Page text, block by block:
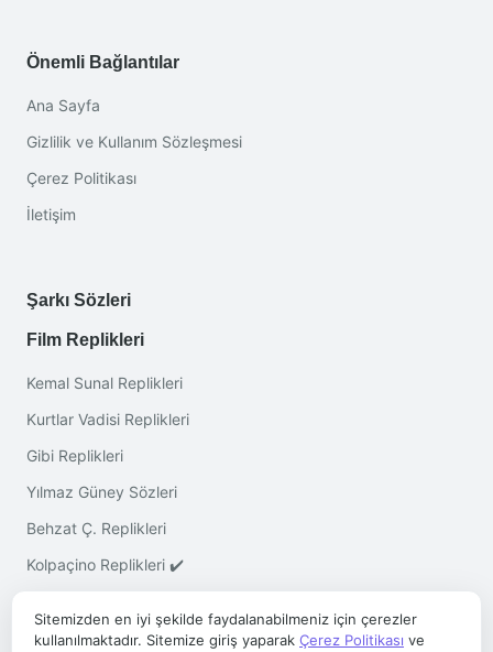
Önemli Bağlantılar
Ana Sayfa
Gizlilik ve Kullanım Sözleşmesi
Çerez Politikası
İletişim
Şarkı Sözleri
Film Replikleri
Kemal Sunal Replikleri
Kurtlar Vadisi Replikleri
Gibi Replikleri
Yılmaz Güney Sözleri
Behzat Ç. Replikleri
Kolpaçino Replikleri ✔️
Sitemizden en iyi şekilde faydalanabilmeniz için çerezler
kullanılmaktadır. Sitemize giriş yaparak Çerez Politikası ve